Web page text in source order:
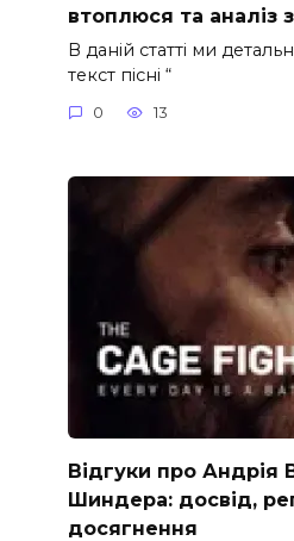
втоплюся та аналіз
В даній статті ми
текст пісні “
0 13
Відгуки про Андрія
Шиндера: досвід,
досягнення